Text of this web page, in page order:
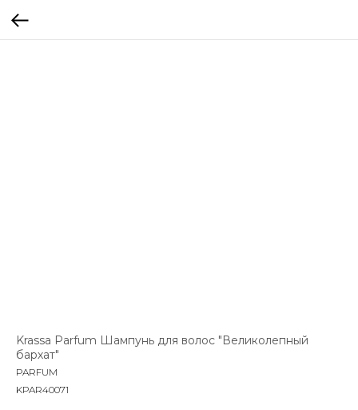
Krassa Parfum Шампунь для волос "Великолепный
бархат"
PARFUM
KPAR40071